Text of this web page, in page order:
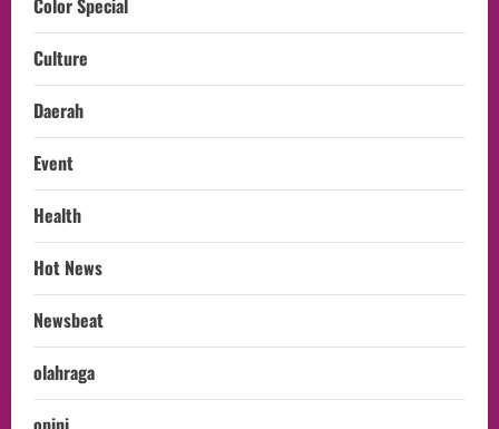
Color Special
Culture
Daerah
Event
Health
Hot News
Newsbeat
olahraga